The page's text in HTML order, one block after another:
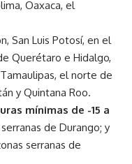
Oaxaca, el
San Luis Potosí, en el
Querétaro e Hidalgo,
el norte de
y Quintana Roo.
mínimas de -15 a
de Durango; y
serranas de